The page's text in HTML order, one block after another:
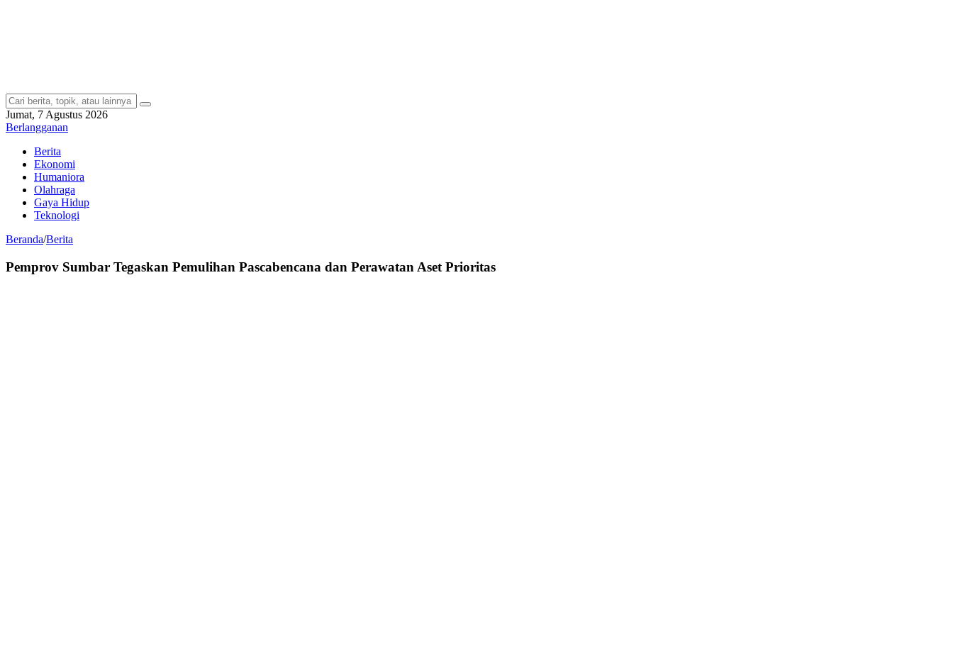
Jumat, 7 Agustus 2026
Berlangganan
Berita
Ekonomi
Humaniora
Olahraga
Gaya Hidup
Teknologi
Beranda/Berita
Pemprov Sumbar Tegaskan Pemulihan Pascabencana dan Perawatan Aset Prioritas